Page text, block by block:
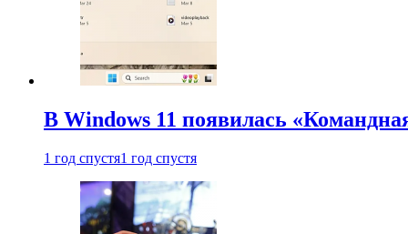
В Windows 11 появилась
1 год спустя1 год спустя